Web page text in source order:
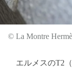
© La Montre
エルメスのT2